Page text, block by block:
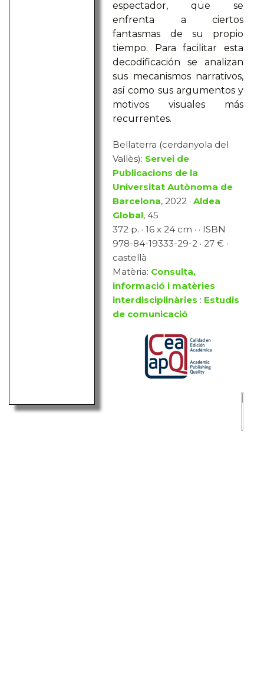
espectador, que se
enfrenta a ciertos
fantasmas de su propio
tiempo. Para facilitar esta
decodificación se analizan
sus mecanismos narrativos,
así como sus argumentos y
motivos visuales más
recurrentes.
Bellaterra (cerdanyola del
Vallès): Servei de
Publicacions de la
Universitat Autònoma de
Barcelona, 2022 ·Aldea
Global, 45
372 p. · 16 x 24 cm · · ISBN
978-84-19333-29-2 · 27 € ·
castellà
Matèria: Consulta,
informació i matèries
interdisciplinàries : Estudis
de comunicació